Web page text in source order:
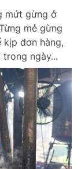
mứt gừng ở
mẻ gừng
đơn hàng,
ngày...